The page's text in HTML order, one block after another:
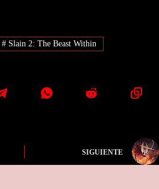
#Slain 2: The Beast Within
SIGUIENTE